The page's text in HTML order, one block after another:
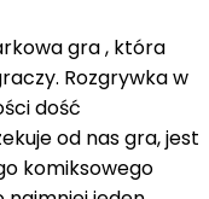
gra , która
Rozgrywka w
dość
od nas gra, jest
komiksowego